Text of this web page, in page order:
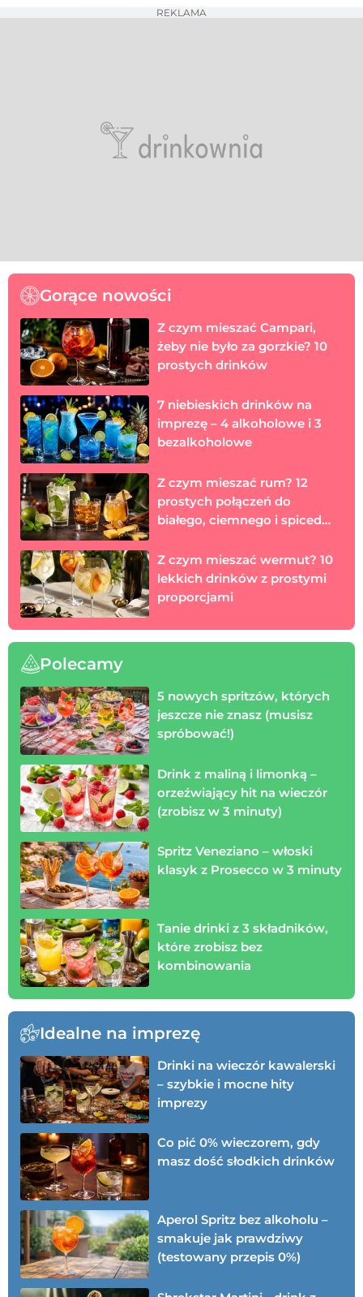
REKLAMA
Gorące nowości
Z czym mieszać Campari,
żeby nie było za gorzkie? 10
prostych drinków
7 niebieskich drinków na
imprezę – 4 alkoholowe i 3
bezalkoholowe
Z czym mieszać rum? 12
prostych połączeń do
białego, ciemnego i spiced
Z czym mieszać wermut? 10
lekkich drinków z prostymi
proporcjami
Polecamy
5 nowych spritzów, których
jeszcze nie znasz (musisz
spróbować!)
Drink z maliną i limonką –
orzeźwiający hit na wieczór
(zrobisz w 3 minuty)
Spritz Veneziano – włoski
klasyk z Prosecco w 3 minuty
Tanie drinki z 3 składników,
które zrobisz bez
kombinowania
Idealne na imprezę
Drinki na wieczór kawalerski
– szybkie i mocne hity
imprezy
Co pić 0% wieczorem, gdy
masz dość słodkich drinków
Aperol Spritz bez alkoholu –
smakuje jak prawdziwy
(testowany przepis 0%)